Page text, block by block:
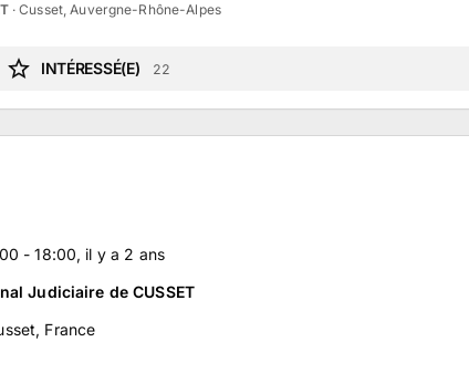
·Cusset, Auvergne-Rhône-Alpes
INTÉRESSÉ(E) 22
- 18:00, il y a 2 ans
Judiciaire de CUSSET
France